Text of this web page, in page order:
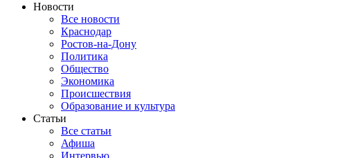
Новости
Все новости
Краснодар
Ростов-на-Дону
Политика
Общество
Экономика
Происшествия
Образование и культура
Статьи
Все статьи
Афиша